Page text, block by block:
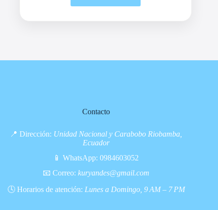
Contacto
📍 Dirección: Unidad Nacional y Carabobo Riobamba,
Ecuador
📱 WhatsApp:0984603052
📧 Correo: kuryandes@gmail.com
🕓 Horarios de atención: Lunes a Domingo, 9 AM – 7 PM